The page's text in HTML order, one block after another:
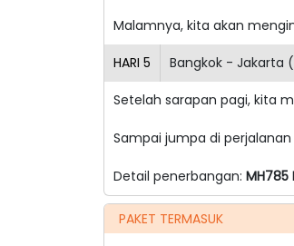
Malamnya, kita akan
HARI 5 Bangkok - Jakarta
Setelah sarapan pagi, kita
Sampai jumpa di
Detail penerbangan: MH785
PAKET TERMASUK